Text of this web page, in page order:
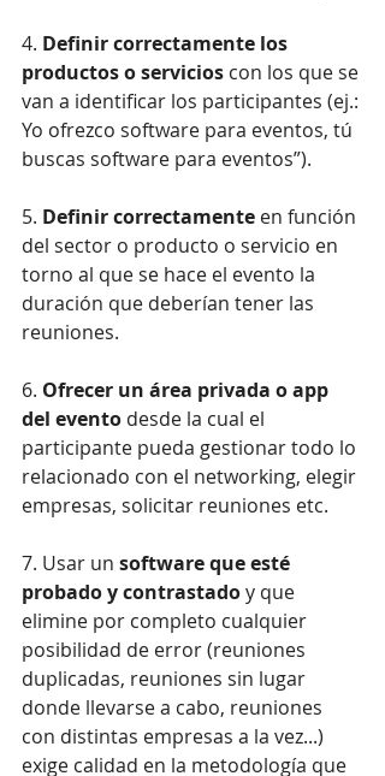
4. Definir correctamente los
productos o servicios con los que se
van a identificar los participantes (ej.:
Yo ofrezco software para eventos, tú
buscas software para eventos”).
5. Definir correctamente en función
del sector o producto o servicio en
torno al que se hace el evento la
duración que deberían tener las
reuniones.
6. Ofrecer un área privada o app
del evento desde la cual el
participante pueda gestionar todo lo
relacionado con el networking, elegir
empresas, solicitar reuniones etc.
7. Usar un software que esté
probado y contrastado y que
elimine por completo cualquier
posibilidad de error (reuniones
duplicadas, reuniones sin lugar
donde llevarse a cabo, reuniones
con distintas empresas a la vez...)
exige calidad en la metodología que